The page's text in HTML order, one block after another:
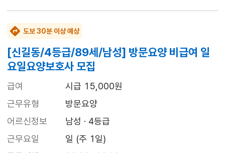
도보 30분 이상 예상
[신길동/4등급/89세/남성] 방문요양 비급여 일
요일요양보호사 모집
급여
시급 15,000원
근무유형
방문요양
어르신정보
남성 · 4등급
근무요일
일 (주 1일)